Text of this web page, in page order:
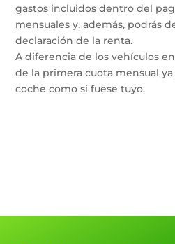
gastos incluidos dentro del
mensuales y, además, podrás
declaración de la renta.
A diferencia de los vehículos
de la primera cuota mensual
coche como si fuese tuyo.